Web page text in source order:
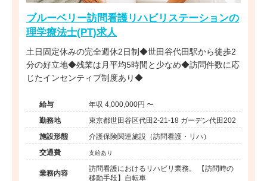
ブルーベリー訪問看護リハビリステーションの
理学療法士(PT)求人
土日固定休みの完全週休2日制◆世田谷代田駅から徒歩2
分の好立地◆残業は月平均5時間と少なめ◆訪問件数に応
じたインセンティブ制度あり◆
給与
年収 4,000,000円 〜
勤務地
東京都世田谷区代田2-21-18 ガーデン代田202
施設形態
介護保険関連施設（訪問看護・リハ）
交通費
支給あり
業務内容
訪問看護におけるリハビリ業務。 【訪問時の
移動手段】自転車